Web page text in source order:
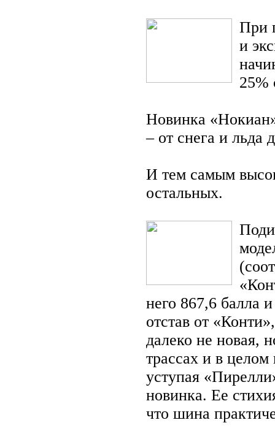
При
и
25%
Новинка
– от снега и льда
И тем самым
остальных.
него 867,6 балла
отстав от
далеко не новая,
трассах и в
уступая
новинка. Ее
что шина